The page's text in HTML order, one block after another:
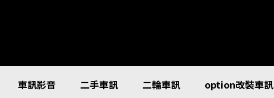
車訊影音 二手車訊 二輪車訊 option改裝車訊